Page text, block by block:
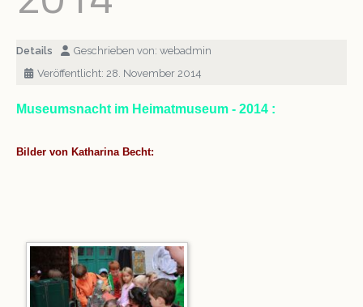
Details Geschrieben von: webadmin
Veröffentlicht: 28. November 2014
Museumsnacht im Heimatmuseum - 2014 :
Bilder von Katharina Becht:
Museumsnacht 2014
Ausstellungen